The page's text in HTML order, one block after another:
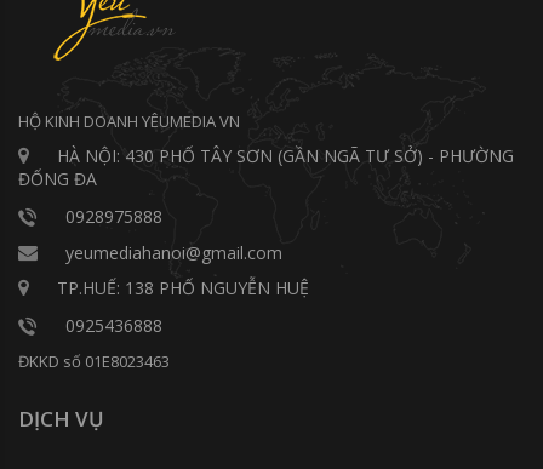
HỘ KINH DOANH YÊUMEDIA VN
HÀ NỘI: 430 PHỐ TÂY SƠN (GẦN NGÃ TƯ SỞ) - PHƯỜNG
ĐỐNG ĐA
0928975888
yeumediahanoi@gmail.com
TP.HUẾ: 138 PHỐ NGUYỄN HUỆ
0925436888
ĐKKD số 01E8023463
DỊCH VỤ